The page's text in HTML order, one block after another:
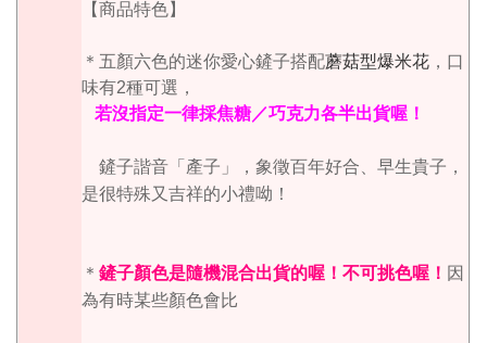
【商品特色】
＊五顏六色的迷你愛心鏟子搭配蘑菇型爆米花 ， 口
味有2種可選，
若沒指定一律採焦糖／巧克力各半出貨喔！
鏟子諧音「產子」， 象徵百年好合、早生貴子，
是很特殊又吉祥的小禮呦！
＊ 鏟子顏色是隨機混合出貨的喔！不可挑色喔！ 因
為有時某些顏色會比